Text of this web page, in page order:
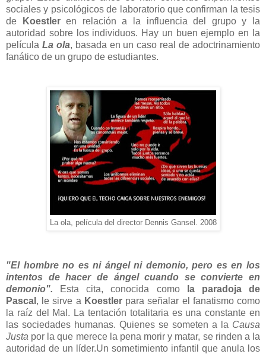
sociales y psicológicos de laboratorio que confirman la tesis
de
Koestleren relación a la influencia del grupo y la
autoridad sobre los individuos. Hay un buen ejemplo en la
película La ola, basada en un caso real de adoctrinamiento
fanático de un grupo de estudiantes.
La ola, película del director Dennis Gansel. 2008
"El hombre no es ni ángel ni demonio, pero es en los
intentos de hacer de ángel cuando se convierte en
demonio".
Esta cita, conocida como
la paradoja de
Pascal , le sirve a Koestlerpara señalar el fanatismo como
la raíz del Mal. La tentación totalitaria es una constante en
las sociedades humanas. Quienes se someten a la Causa
Justa por la que merece la pena morir y matar, se rinden a la
autoridad de un líder.Un sometimiento infantil que anula los